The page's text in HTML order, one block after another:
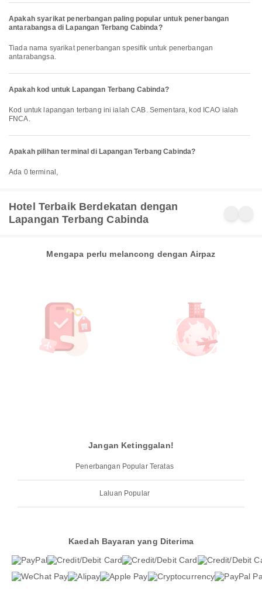
Apakah syarikat penerbangan paling popular untuk penerbangan
antarabangsa di Lapangan Terbang Cabinda?
Tiada nama syarikat penerbangan spesifik untuk penerbangan
antarabangsa.
Apakah kod untuk Lapangan Terbang Cabinda?
Kod untuk lapangan terbang ini ialah CAB. Sementara, kod ICAO ialah
FNCA.
Apakah pilihan terminal di Lapangan Terbang Cabinda?
Ada 0 terminal,
Hotel Terbaik Berdekatan dengan
Lapangan Terbang Cabinda
Mengapa perlu melancong dengan Airpaz
Jangan Ketinggalan!
Penerbangan Popular Teratas
Laluan Popular
Kaedah Bayaran yang Diterima